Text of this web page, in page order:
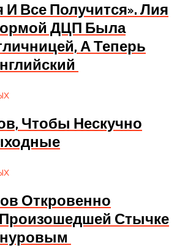
И Все Получится». Лия
ДЦП Была
А Теперь
Чтобы Нескучно
Откровенно
Стычке